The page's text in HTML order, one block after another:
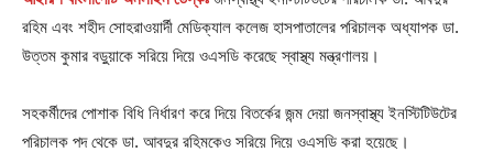
রহিম এবং শহীদ সোহরাওয়ার্দী মেডিক্যাল কলেজ হাসপাতালের পরিচালক অধ্যাপক ডা.
উত্তম কুমার বড়ুয়াকে সরিয়ে দিয়ে ওএসডি করেছে স্বাস্থ্য মন্ত্রণালয়।
সহকর্মীদের পোশাক বিধি নির্ধারণ করে দিয়ে বিতর্কের জন্ম দেয়া জনস্বাস্থ্য ইনস্টিটিউটের
পরিচালক পদ থেকে ডা. আবদুর রহিমকেও সরিয়ে দিয়ে ওএসডি করা হয়েছে।